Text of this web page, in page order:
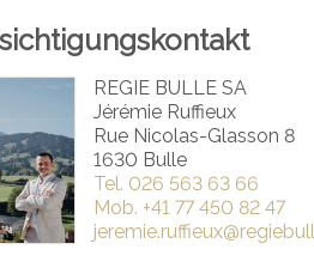
REGIE BULLE SA
Jérémie Ruffieux
Rue Nicolas-Glasson 8
1630 Bulle
Tel. 026 563 63 66
Mob. +41 77 450 82 47